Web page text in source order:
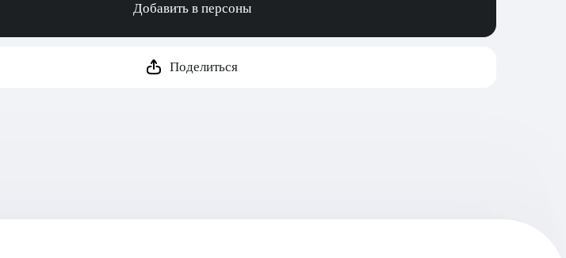
Добавить в персоны
Поделиться